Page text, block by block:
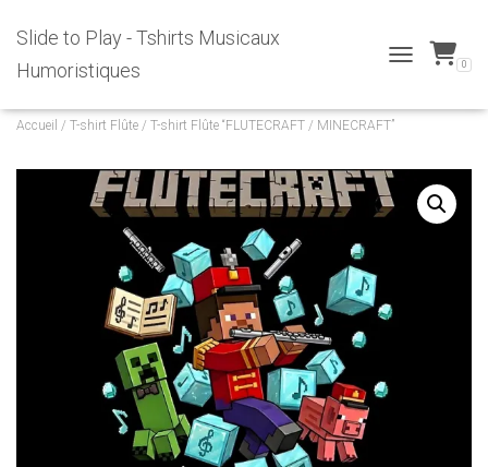
Slide to Play - Tshirts Musicaux
Humoristiques
G
0
Accueil / T-shirt Flûte / T-shirt Flûte “FLUTECRAFT / MINECRAFT”